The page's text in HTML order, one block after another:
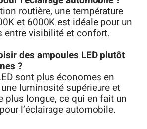
routière, une température
et 6000K est idéale pour un
entre visibilité et confort.
des ampoules LED plutôt
?
sont plus économes en
luminosité supérieure et
plus longue, ce qui en fait un
l’éclairage automobile.